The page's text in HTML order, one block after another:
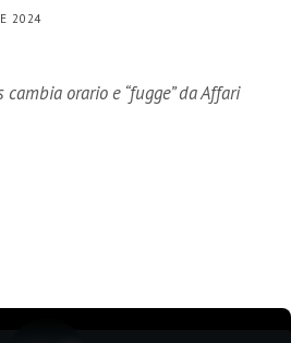
2024
orario e “fugge” da Affari